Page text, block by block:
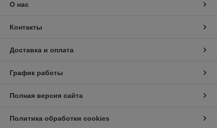
О нас
Контакты
Доставка и оплата
График работы
Полная версия сайта
Политика обработки cookies